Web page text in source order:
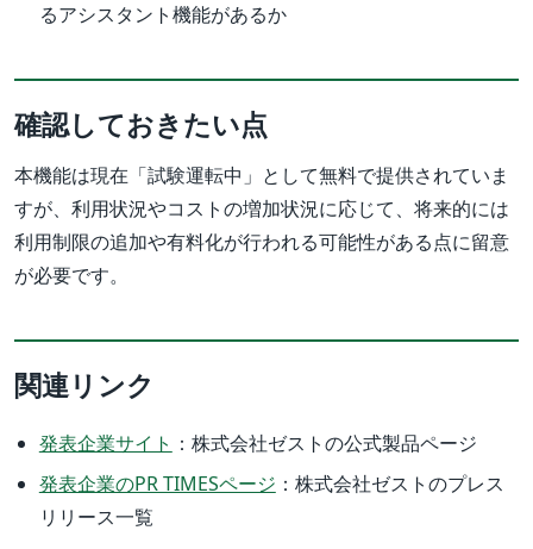
るアシスタント機能があるか
確認しておきたい点
本機能は現在「試験運転中」として無料で提供されていま
すが、利用状況やコストの増加状況に応じて、将来的には
利用制限の追加や有料化が行われる可能性がある点に留意
が必要です。
関連リンク
発表企業サイト ：株式会社ゼストの公式製品ページ
発表企業のPR TIMESページ ：株式会社ゼストのプレス
リリース一覧